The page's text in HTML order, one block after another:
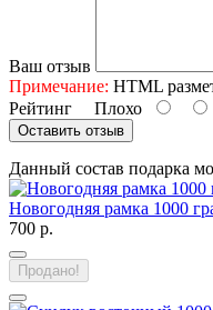
Ваш отзыв
Примечание: HTML
Рейтинг Плохо
Оставить отзыв
Данный состав подарка
Новогодняя рамка 1000
700 р.
Продано!